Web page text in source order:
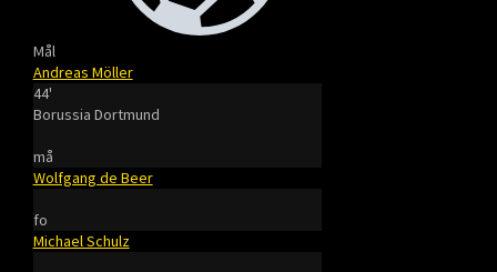
Mål
Andreas Möller
44'
Borussia Dortmund
må
Wolfgang de Beer
fo
Michael Schulz